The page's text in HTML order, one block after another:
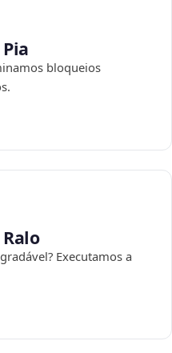
bloqueios
Executamos a